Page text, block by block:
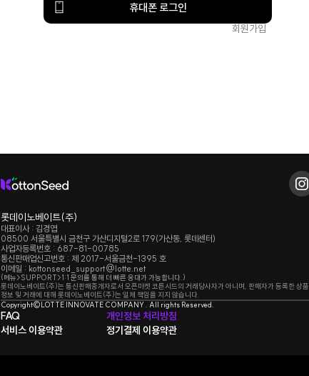
휴대폰 로그인
회원가입
롯데이노베이트(주)
대표이사 : 김경엽
08500 서울특별시 금천구 가산디지털2로 179(가산동, 롯데센터)
사업자등록번호 : 687-81-00785
통신판매업신고번호 : 제 2017-서울금천-1395 호
이메일 : kottonseed_support@lotte.net
(메뉴>SUPPORT>1:1 문의를 통해 더 빠른 응대가 가능합니다.)
롯데이노베이트(주)는 통신판매중개자로서 오픈마켓 코튼시드의 거래당사자가 아니며, 판매자가 등록한 상품
정보 및 거래에 대해 롯데이노베이트(주)는 일체 책임을 지지 않습니다.
Copyright©LOTTE INNOVATE COMPANY . All rights Reserved.
FAQ
개인정보 처리방침
서비스 이용약관
정기결제 이용약관